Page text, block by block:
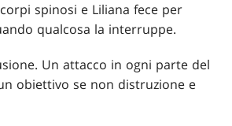
spinosi e Liliana fece per
qualcosa la interruppe.
Un attacco in ogni parte del
obiettivo se non distruzione e